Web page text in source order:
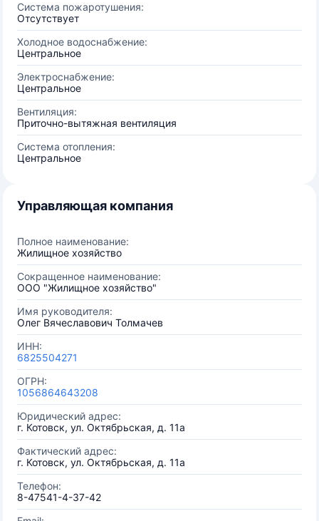
Система пожаротушения:
Отсутствует
Холодное водоснабжение:
Центральное
Электроснабжение:
Центральное
Вентиляция:
Приточно-вытяжная вентиляция
Система отопления:
Центральное
Управляющая компания
Полное наименование:
Жилищное хозяйство
Сокращенное наименование:
ООО "Жилищное хозяйство"
Имя руководителя:
Олег Вячеславович Толмачев
ИНН:
6825504271
ОГРН:
1056864643208
Юридический адрес:
г. Котовск, ул. Октябрьская, д. 11а
Фактический адрес:
г. Котовск, ул. Октябрьская, д. 11а
Телефон:
8-47541-4-37-42